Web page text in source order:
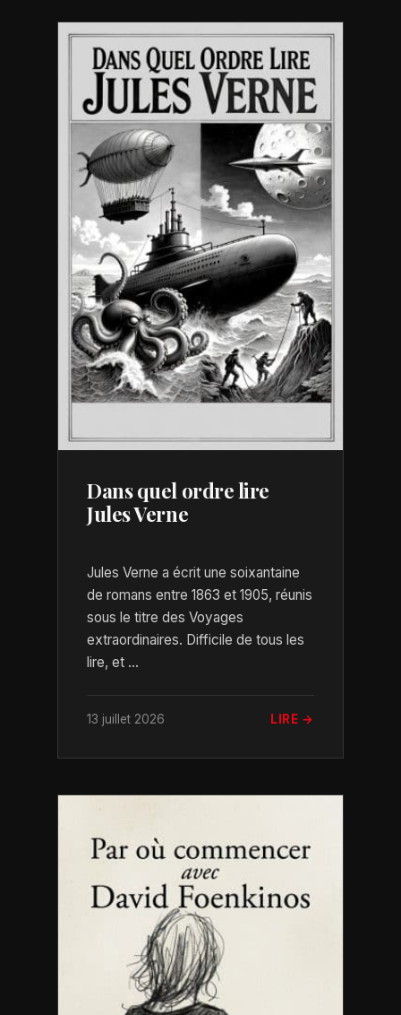
Dans quel ordre lire
Jules Verne
Jules Verne a écrit une soixantaine
de romans entre 1863 et 1905, réunis
sous le titre des Voyages
extraordinaires. Difficile de tous les
lire, et ...
13 juillet 2026 LIRE →